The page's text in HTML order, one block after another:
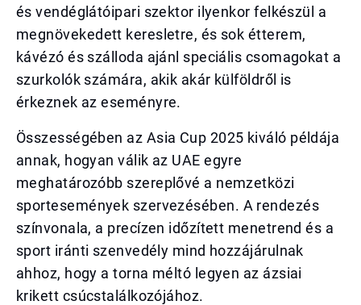
és vendéglátóipari szektor ilyenkor felkészül a
megnövekedett keresletre, és sok étterem,
kávézó és szálloda ajánl speciális csomagokat a
szurkolók számára, akik akár külföldről is
érkeznek az eseményre.
Összességében az Asia Cup 2025 kiváló példája
annak, hogyan válik az UAE egyre
meghatározóbb szereplővé a nemzetközi
sportesemények szervezésében. A rendezés
színvonala, a precízen időzített menetrend és a
sport iránti szenvedély mind hozzájárulnak
ahhoz, hogy a torna méltó legyen az ázsiai
krikett csúcstalálkozójához.